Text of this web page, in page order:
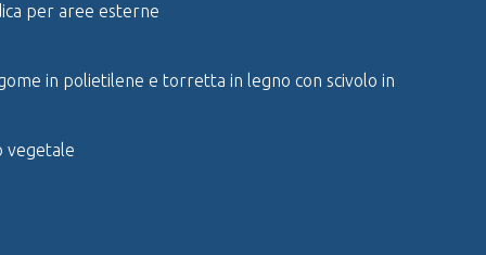
per aree esterne
in polietilene e torretta in legno con scivolo in
vegetale